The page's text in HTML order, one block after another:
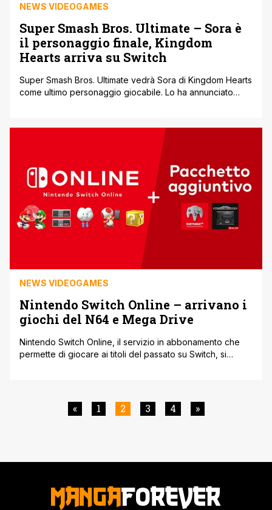
NEWS VIDEOGAMES
Super Smash Bros. Ultimate – Sora è
il personaggio finale, Kingdom
Hearts arriva su Switch
Super Smash Bros. Ultimate vedrà Sora di Kingdom Hearts
come ultimo personaggio giocabile. Lo ha annunciato
caratteristiche del personaggio, dall'account Twitter
ufficiale di Nintendo Italia: Sora utilizza delle magie
familiari per la sua speciale standard. Hai notato la portata
NEWS VIDEOGAMES
Nintendo Switch Online – arrivano i
giochi del N64 e Mega Drive
Nintendo Switch Online, il servizio in abbonamento che
permette di giocare ai titoli del passato su Switch, si
servizi inclusi nell'iscrizione attuale, come la possibilità di
« 1 2 3 4 »